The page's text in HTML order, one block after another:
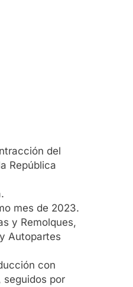
del
República
mes de 2023.
y Remolques,
Autopartes
con
seguidos por